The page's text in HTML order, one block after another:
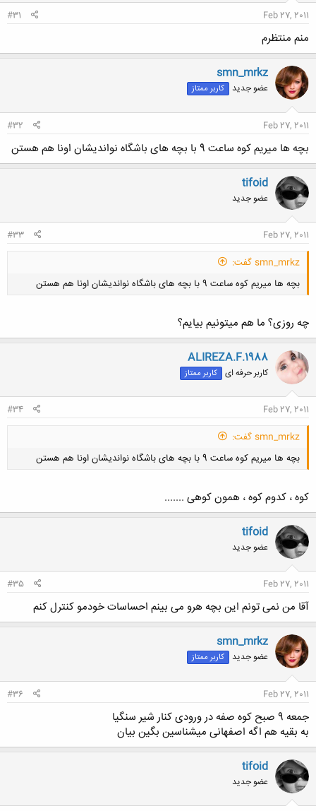
Feb 27, 2011
#31
منم منتظرم
smn_mrkz
عضو جدید کاربر ممتاز
Feb 27, 2011
#32
بچه ها میریم کوه ساعت 9 با بچه های باشگاه نواندیشان اونا هم هستن
tifoid
عضو جدید
Feb 27, 2011
#33
smn_mrkz گفت:
بچه ها میریم کوه ساعت 9 با بچه های باشگاه نواندیشان اونا هم هستن
کلیک کنید تا باز شود...
چه روزی؟ ما هم میتونیم بیایم؟
ALIREZA.F.1988
کاربر حرفه ای کاربر ممتاز
Feb 27, 2011
#34
smn_mrkz گفت:
بچه ها میریم کوه ساعت 9 با بچه های باشگاه نواندیشان اونا هم هستن
کوه ، کدوم کوه ، همون کوهی .......
tifoid
عضو جدید
Feb 27, 2011
#35
آقا من نمی تونم این بچه هرو می بینم احساسات خودمو کنترل کنم
smn_mrkz
عضو جدید کاربر ممتاز
Feb 27, 2011
#36
جمعه 9 صبح کوه صفه در ورودی کنار شیر سنگیا
به بقیه هم اگه اصفهانی میشناسین بگین بیان
tifoid
عضو جدید